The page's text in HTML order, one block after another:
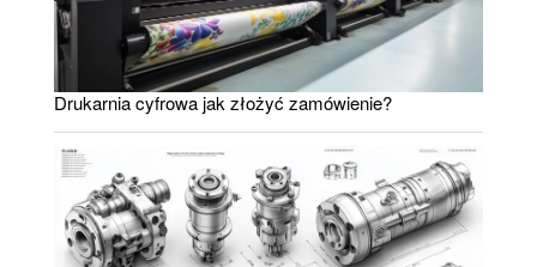
Drukarnia cyfrowa jak złożyć zamówienie?